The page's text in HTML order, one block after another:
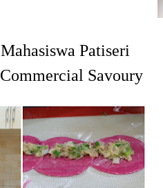
Patiseri
Savoury